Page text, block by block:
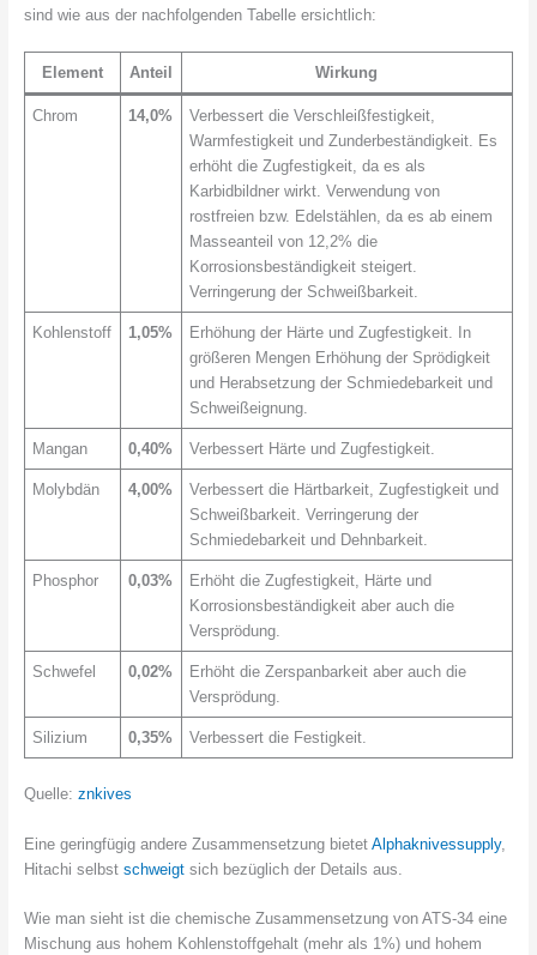
sind wie aus der nachfolgenden Tabelle ersichtlich:
Element Anteil Wirkung
Chrom 14,0%
Verbessert die Verschleißfestigkeit,
Warmfestigkeit und Zunderbeständigkeit. Es
erhöht die Zugfestigkeit, da es als
Karbidbildner wirkt. Verwendung von
rostfreien bzw. Edelstählen, da es ab einem
Masseanteil von 12,2% die
Korrosionsbeständigkeit steigert.
Verringerung der Schweißbarkeit.
Kohlenstoff 1,05%
Erhöhung der Härte und Zugfestigkeit. In
größeren Mengen Erhöhung der Sprödigkeit
und Herabsetzung der Schmiedebarkeit und
Schweißeignung.
Mangan 0,40% Verbessert Härte und Zugfestigkeit.
Molybdän 4,00%
Verbessert die Härtbarkeit, Zugfestigkeit und
Schweißbarkeit. Verringerung der
Schmiedebarkeit und Dehnbarkeit.
Phosphor 0,03%
Erhöht die Zugfestigkeit, Härte und
Korrosionsbeständigkeit aber auch die
Versprödung.
Schwefel 0,02%
Erhöht die Zerspanbarkeit aber auch die
Versprödung.
Silizium 0,35% Verbessert die Festigkeit.
Quelle: znkives
Eine geringfügig andere Zusammensetzung bietet Alphaknivessupply,
Hitachi selbst schweigtsich bezüglich der Details aus.
Wie man sieht ist die chemische Zusammensetzung von ATS-34 eine
Mischung aus hohem Kohlenstoffgehalt (mehr als 1%) und hohem